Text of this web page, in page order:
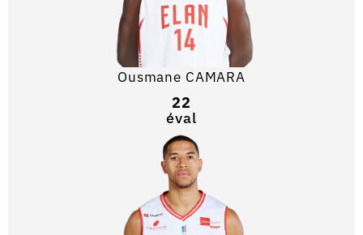
Ousmane CAMARA
22
éval